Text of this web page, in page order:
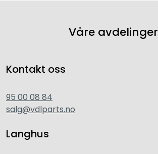
Våre avdelinger
Kontakt oss
95 00 08 84
salg@vdlparts.no
Langhus